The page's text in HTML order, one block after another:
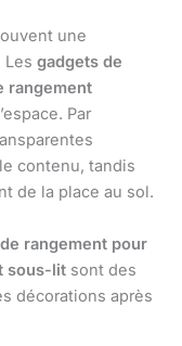
une
Les gadgets de
rangement
Par
contenu, tandis
de la place au sol.
rangement pour
sous-lit sont des
décorations après